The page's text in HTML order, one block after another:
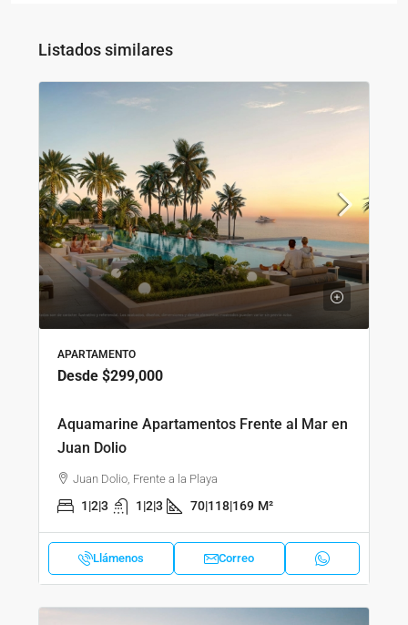
Listados similares
APARTAMENTO
Desde $299,000
Aquamarine Apartamentos Frente al Mar en
Juan Dolio
Juan Dolio, Frente a la Playa
1|2|3 1|2|3 70|118|169 M²
Llámenos Correo